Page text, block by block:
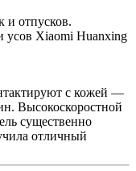
и отпусков.
усов Xiaomi Huanxing
с кожей —
Высокоскоростной
существенно
отличный